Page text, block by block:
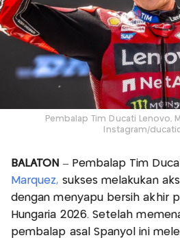
Pembalap Tim Ducati Lenovo,
Instagram/
BALATON– Pembalap Tim
Marquez, sukses melakukan
dengan menyapu bersih akhir
Hungaria 2026. Setelah
pembalap asal Spanyol ini